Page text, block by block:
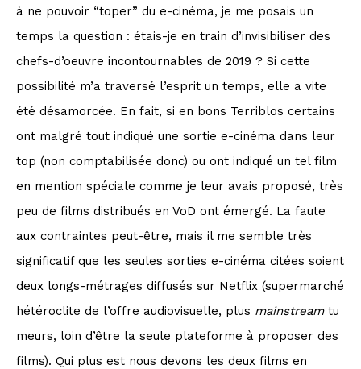
à ne pouvoir “toper” du e-cinéma, je me posais un
temps la question : étais-je en train d’invisibiliser des
chefs-d’oeuvre incontournables de 2019 ? Si cette
possibilité m’a traversé l’esprit un temps, elle a vite
été désamorcée. En fait, si en bons Terriblos certains
ont malgré tout indiqué une sortie e-cinéma dans leur
top (non comptabilisée donc) ou ont indiqué un tel film
en mention spéciale comme je leur avais proposé, très
peu de films distribués en VoD ont émergé. La faute
aux contraintes peut-être, mais il me semble très
significatif que les seules sorties e-cinéma citées soient
deux longs-métrages diffusés sur Netflix (supermarché
hétéroclite de l’offre audiovisuelle, plus mainstreamtu
meurs, loin d’être la seule plateforme à proposer des
films). Qui plus est nous devons les deux films en